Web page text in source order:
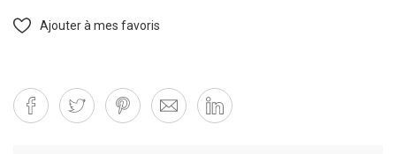
Ajouter à mes favoris